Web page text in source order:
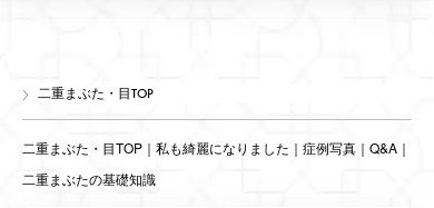
二重まぶた・目TOP
二重まぶた・目TOP ｜ 私も綺麗になりました ｜ 症例写真 ｜ Q&A ｜
二重まぶたの基礎知識